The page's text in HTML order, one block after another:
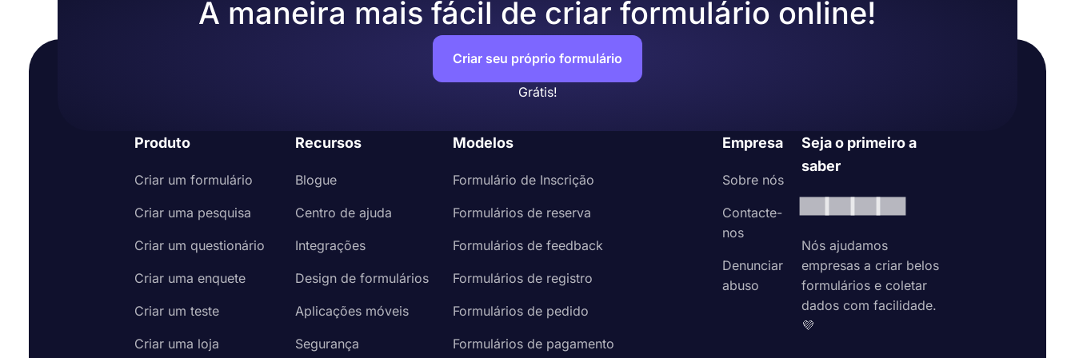
A maneira mais fácil de criar formulário online!
Criar seu próprio formulário
Grátis!
Produto
Criar um formulário
Criar uma pesquisa
Criar um questionário
Criar uma enquete
Criar um teste
Criar uma loja
Recursos
Blogue
Centro de ajuda
Integrações
Design de formulários
Aplicações móveis
Segurança
Modelos
Formulário de Inscrição
Formulários de reserva
Formulários de feedback
Formulários de registro
Formulários de pedido
Formulários de pagamento
Empresa
Sobre nós
Contacte-
nos
Denunciar
abuso
Seja o primeiro a
saber
Nós ajudamos
empresas a criar belos
formulários e coletar
dados com facilidade.
💜